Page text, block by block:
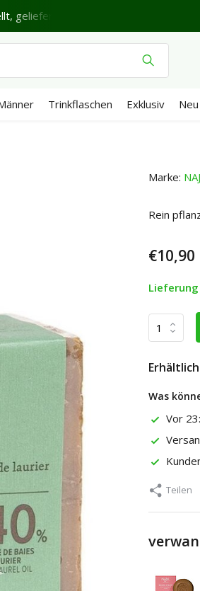
geliefert in 1-2 Werktagen*
Trinkflaschen Exklusiv Neu
Marke:
Rein
€10,90
Was
Vor
Teilen